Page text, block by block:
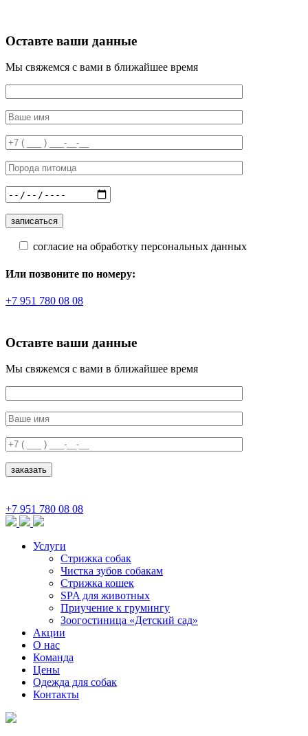
Оставте ваши данные
Мы свяжемся с вами в ближайшее время
согласие на обработку персональных данных
Или позвоните по номеру:
+7 951 780 08 08
Оставте ваши данные
Мы свяжемся с вами в ближайшее время
+7 951 780 08 08
Услуги
Стрижка собак
Чистка зубов собакам
Стрижка кошек
SPA для животных
Приучение к грумингу
Зоогостиница «Детский сад»
Акции
О нас
Команда
Цены
Одежда для собак
Контакты